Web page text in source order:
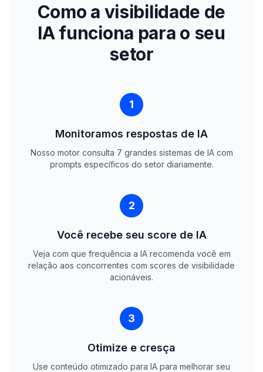
Como a visibilidade de
IA funciona para o seu
setor
1
Monitoramos respostas de IA
Nosso motor consulta 7 grandes sistemas de IA com
prompts específicos do setor diariamente.
2
Você recebe seu score de IA
Veja com que frequência a IA recomenda você em
relação aos concorrentes com scores de visibilidade
acionáveis.
3
Otimize e cresça
Use conteúdo otimizado para IA para melhorar seu